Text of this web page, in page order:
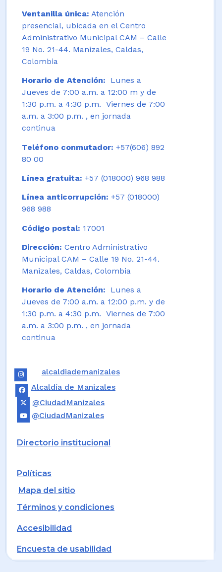
Ventanilla única: Atención
presencial, ubicada en el Centro
Administrativo Municipal CAM – Calle
19 No. 21-44. Manizales, Caldas,
Colombia
Horario de Atención:
Lunes a
Jueves de 7:00 a.m. a 12:00 m y de
1:30 p.m. a 4:30 p.m. Viernes de 7:00
a.m. a 3:00 p.m. , en jornada
continua
Teléfono conmutador: +57(606) 892
80 00
Línea gratuita: +57 (018000) 968 988
Línea anticorrupción: +57 (018000)
968 988
Código postal: 17001
Dirección: Centro Administrativo
Municipal CAM – Calle 19 No. 21-44.
Manizales, Caldas, Colombia
Horario de Atención: Lunes a
Jueves de 7:00 a.m. a 12:00 p.m. y de
1:30 p.m. a 4:30 p.m. Viernes de 7:00
a.m. a 3:00 p.m. , en jornada
continua
alcaldiademanizales
Alcaldía de Manizales
@CiudadManizales
@CiudadManizales
Directorio institucional
Políticas
Mapa del sitio
Términos y condiciones
Accesibilidad
Encuesta de usabilidad